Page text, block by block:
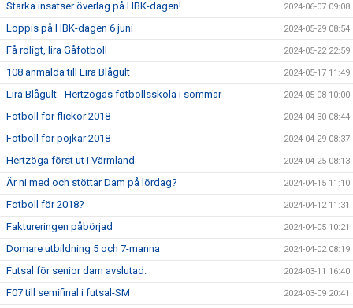
Starka insatser överlag på HBK-dagen! 2024-06-07 09:08
Loppis på HBK-dagen 6 juni 2024-05-29 08:54
Få roligt, lira Gåfotboll 2024-05-22 22:59
108 anmälda till Lira Blågult 2024-05-17 11:49
Lira Blågult - Hertzögas fotbollsskola i sommar 2024-05-08 10:00
Fotboll för flickor 2018 2024-04-30 08:44
Fotboll för pojkar 2018 2024-04-29 08:37
Hertzöga först ut i Värmland 2024-04-25 08:13
Är ni med och stöttar Dam på lördag? 2024-04-15 11:10
Fotboll för 2018? 2024-04-12 11:31
Faktureringen påbörjad 2024-04-05 10:21
Domare utbildning 5 och 7-manna 2024-04-02 08:19
Futsal för senior dam avslutad. 2024-03-11 16:40
F07 till semifinal i futsal-SM 2024-03-09 20:41